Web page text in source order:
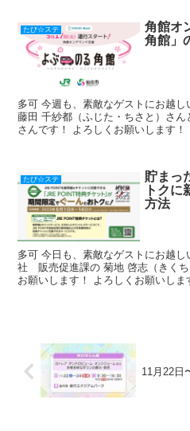
たび☆ステ
角館オ
角館」
多可 今週も、素敵なゲストにお越
藤田 千紗都（ふじた・ちさと）さん
さんです！ よろしくお願いします
たび☆ステ
貯まっ
トクに
方法
多可 今日も、素敵なゲストにお越
社 販売促進課の 菊地 啓志（きくち
お願いします！ よろしくお願いしま
11月22日